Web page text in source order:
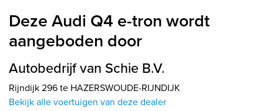
Deze Audi Q4 e-tron wordt
aangeboden door
Autobedrijf van Schie B.V.
Rijndijk 296 te HAZERSWOUDE-RIJNDIJK
Bekijk alle voertuigen van deze dealer